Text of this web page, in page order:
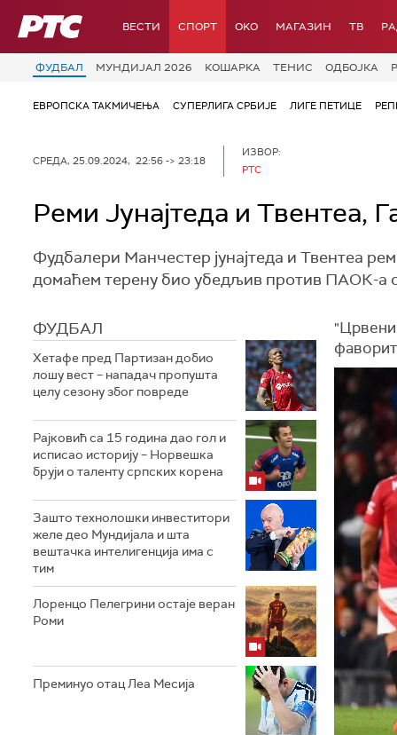
РТС ВЕСТИ СПОРТ OKO МАГАЗИН ТВ
ФУДБАЛ МУНДИЈАЛ 2026 КОШАРКА ТЕНИС ОДБОЈКА
ЕВРОПСКА ТАКМИЧЕЊА СУПЕРЛИГА СРБИЈЕ ЛИГЕ ПЕТИЦЕ
СРЕДА, 25.09.2024, 22:56 -> 23:18
ИЗВОР:
РТС
Реми Јунајтеда и Твентеа,
Фудбалери Манчестер јунајтеда и Твентеа
домаћем терену био убедљив против ПАОК-а
ФУДБАЛ
Хетафе пред Партизан добио
лошу вест – нападач пропушта
целу сезону због повреде
Рајковић са 15 година дао гол и
исписао историју – Норвешка
бруји о таленту српских корена
Зашто технолошки инвеститори
желе део Мундијала и шта
вештачка интелигенција има с
тим
Лоренцо Пелегрини остаје веран
Роми
Преминуо отац Леа Месија
"Црвени